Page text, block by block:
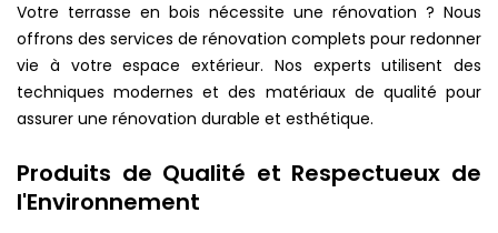
Votre terrasse en bois nécessite une rénovation ? Nous
offrons des services de rénovation complets pour redonner
vie à votre espace extérieur. Nos experts utilisent des
techniques modernes et des matériaux de qualité pour
assurer une rénovation durable et esthétique.
Produits de Qualité et Respectueux de
l'Environnement